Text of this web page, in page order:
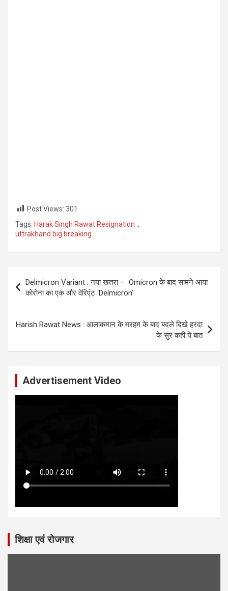
Post Views: 301
Tags: Harak Singh Rawat Resignation :,
uttrakhand big breaking
navigation
Delmicron Variant : नया खतरा – Omicron के बाद सामने आया
कोरोना का एक और वेरिएंट ‘Delmicron’
Harish Rawat News : आलाकमान के मरहम के बाद बदले दिखे हरदा
के सुर कही ये बात
Advertisement Video
शिक्षा एवं रोजगार